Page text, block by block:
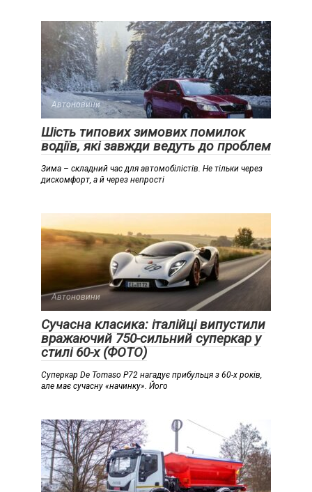
Автоновини
Шість типових зимових помилок
водіїв, які завжди ведуть до проблем
Зима – складний час для автомобілістів. Не тільки через
дискомфорт, а й через непрості
Автоновини
Сучасна класика: італійці випустили
вражаючий 750-сильний суперкар у
стилі 60-х (ФОТО)
Суперкар De Tomaso P72 нагадує прибульця з 60-х років,
але має сучасну «начинку». Його